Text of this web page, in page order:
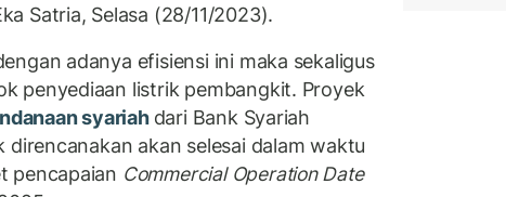
Satria, Selasa (28/11/2023).
adanya efisiensi ini maka sekaligus
penyediaan listrik pembangkit. Proyek
syariah dari Bank Syariah
direncanakan akan selesai dalam waktu
pencapaian Commercial Operation Date